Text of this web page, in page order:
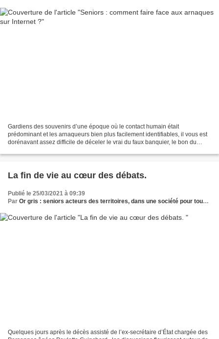
Gardiens des souvenirs d’une époque où le contact humain était
prédominant et les arnaqueurs bien plus facilement identifiables, il vous est
dorénavant assez difficile de déceler le vrai du faux banquier, le bon du
La fin de vie au cœur des débats.
Publié le 25/03/2021 à 09:39
Par Or gris : seniors acteurs des territoires, dans une société pour tous les âges
Quelques jours après le décès assisté de l’ex-secrétaire d’État chargée des